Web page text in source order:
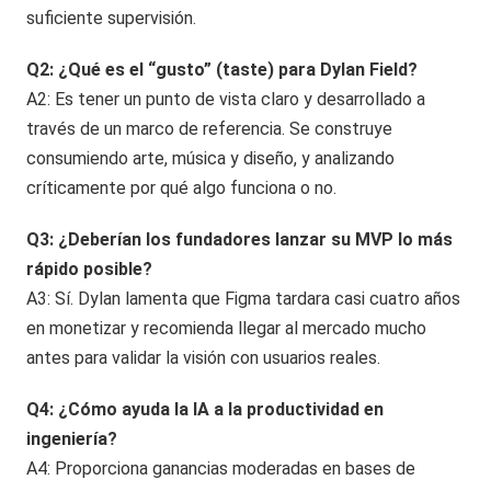
suficiente supervisión.
Q2: ¿Qué es el “gusto” (taste) para Dylan Field?
A2: Es tener un punto de vista claro y desarrollado a
través de un marco de referencia. Se construye
consumiendo arte, música y diseño, y analizando
críticamente por qué algo funciona o no.
Q3: ¿Deberían los fundadores lanzar su MVP lo más
rápido posible?
A3: Sí. Dylan lamenta que Figma tardara casi cuatro años
en monetizar y recomienda llegar al mercado mucho
antes para validar la visión con usuarios reales.
Q4: ¿Cómo ayuda la IA a la productividad en
ingeniería?
A4: Proporciona ganancias moderadas en bases de